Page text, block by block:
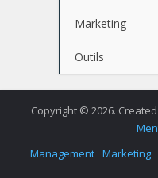
Marketing
Outils
Copyright © 2026.
Management Marketing